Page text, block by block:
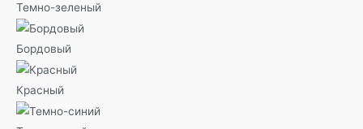
Темно-зеленый
Бордовый
Красный